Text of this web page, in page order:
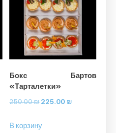
Бокс Бартов
«Тарталетки»
250.00₪ Первоначальная
составляла
225.00 ₪Текущая
В корзину